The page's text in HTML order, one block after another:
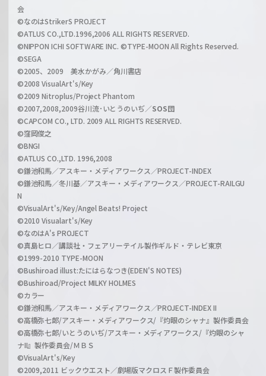
h
a
n
l
会
©なのはStrikerS PROJECT
©ATLUS CO.,LTD.1996,2006 ALL RIGHTS RESERVED.
©NIPPON ICHI SOFTWARE INC. ©TYPE-MOON All Rights Reserved.
©SEGA
©2005、2009 美水かがみ／角川書店
©2008 VisualArt's/Key
©2009 Nitroplus/Project Phantom
©2007,2008,2009谷川流･いとうのいぢ／SOS団
©CAPCOM CO., LTD. 2009 ALL RIGHTS RESERVED.
©窪岡俊之
©BNGI
©ATLUS CO.,LTD. 1996,2008
©鎌池和馬／アスキー・メディアワークス／PROJECT-INDEX
©鎌池和馬／冬川基／アスキー・メディアワークス／PROJECT-RAILGU
N
©VisualArt's/Key/Angel Beats! Project
©2010 Visualart's/Key
©なのはA's PROJECT
©真島ヒロ／講談社・フェアリーテイル製作ギルド・テレビ東京
©1999-2010 TYPE-MOON
©Bushiroad illust:たにはらなつき(EDEN'S NOTES)
©Bushiroad/Project MILKY HOLMES
©カラー
©鎌池和馬／アスキー・メディアワークス／PROJECT-INDEX II
©高橋弥七郎/アスキー・メディアワークス/『灼眼のシャナ』製作委員会
©高橋弥七郎/いとうのいぢ/アスキー・メディアワークス/『灼眼のシャ
ナII』製作委員会/ＭＢＳ
©VisualArt's/Key
©2009,2011 ビックウエスト／劇場版マクロスＦ製作委員会